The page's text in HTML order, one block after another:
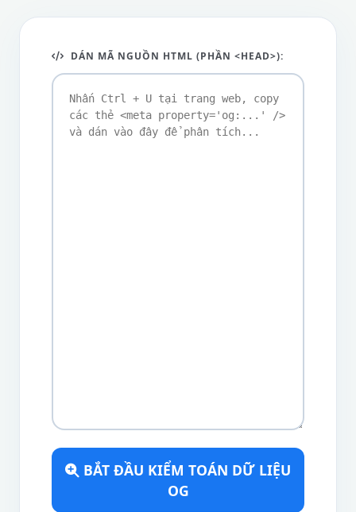
DÁN MÃ NGUỒN HTML (PHẦN <HEAD>):
BẮT ĐẦU KIỂM TOÁN DỮ LIỆU
OG